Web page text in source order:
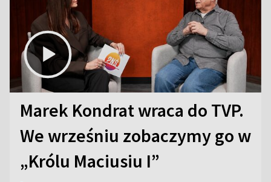
Marek Kondrat wraca do TVP.
We wrześniu zobaczymy go w
„Królu Maciusiu I”